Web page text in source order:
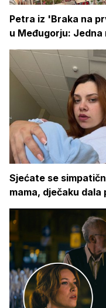
Petra iz 'Braka na
u Međugorju:
Sjećate se
mama, dječaku dala